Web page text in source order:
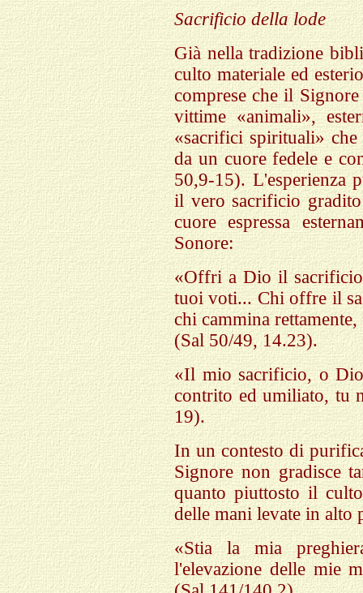
Sacrificio della lode
Già nella tradizione
culto materiale ed
comprese che il
vittime «animali»,
«sacrifici spirituali»
da un cuore fedele e
50,9-15). L'esperienza
il vero sacrificio
cuore espressa
Sonore:
«Offri a Dio il
tuoi voti... Chi offre il
chi cammina
(Sal 50/49, 14.23).
«Il mio sacrificio, o
contrito ed umiliato, tu
19).
In un contesto di
Signore non gradisce
quanto piuttosto il
delle mani levate in alto
«Stia la mia
l'elevazione delle mie